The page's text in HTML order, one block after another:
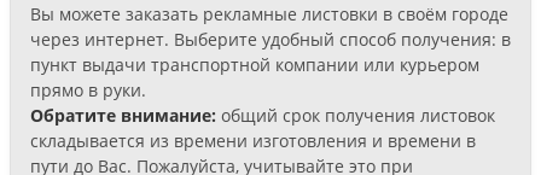
Вы можете заказать рекламные листовки в своём городе
через интернет. Выберите удобный способ получения: в
пункт выдачи транспортной компании или курьером
прямо в руки.
Обратите внимание: общий срок получения листовок
складывается из времени изготовления и времени в
пути до Вас. Пожалуйста, учитывайте это при